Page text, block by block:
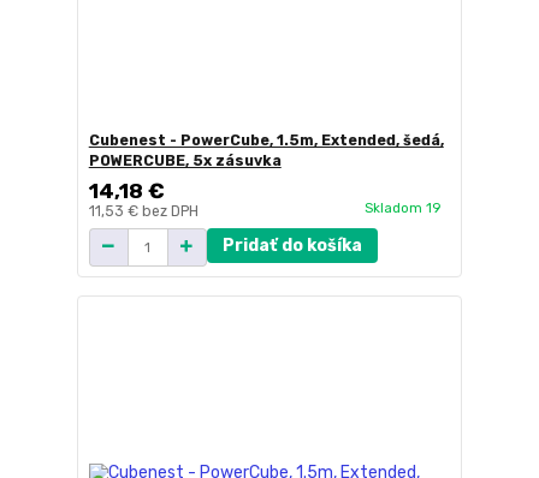
Cubenest - PowerCube, 1.5m, Extended, šedá,
POWERCUBE, 5x zásuvka
14,18 €
11,53 € bez DPH Skladom 19
Pridať do košíka